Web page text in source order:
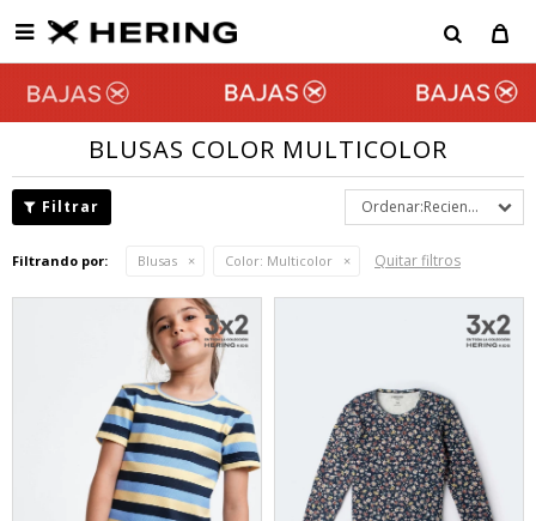

BLUSAS COLOR MULTICOLOR
Recientes
Filtrando por: Blusas Color: Multicolor Quitar filtros